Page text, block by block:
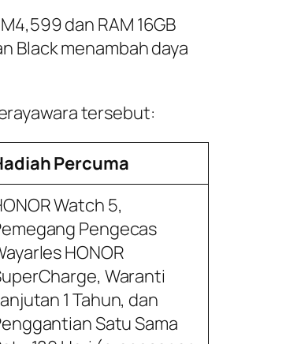
dan RAM 16GB
Black menambah daya
tersebut:
Percuma
Watch 5,
Pengecas
HONOR
Waranti
1 Tahun, dan
Satu Sama